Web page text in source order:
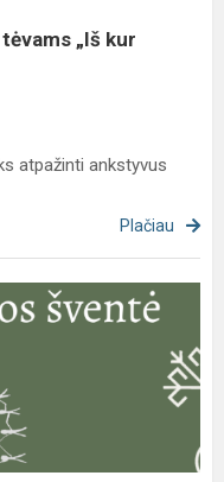
„Iš kur
atpažinti ankstyvus
Plačiau